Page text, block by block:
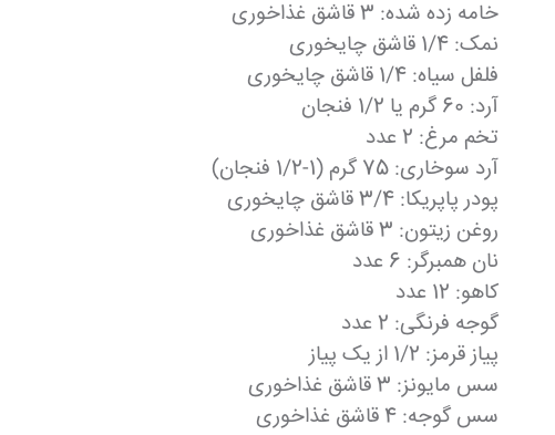
خامه زده شده: 3 قاشق غذاخوری
نمک: 1/4 قاشق چایخوری
فلفل سیاه: 1/4 قاشق چایخوری
آرد: 60 گرم یا 1/2 فنجان
تخم مرغ: 2 عدد
آرد سوخاری: 75 گرم (1-1/2 فنجان)
پودر پاپریکا: 3/4 قاشق چایخوری
روغن زیتون: 3 قاشق غذاخوری
نان همبرگر: 6 عدد
کاهو: 12 عدد
گوجه فرنگی: 2 عدد
پیاز قرمز: 1/2 از یک پیاز
سس مایونز: 3 قاشق غذاخوری
سس گوجه: 4 قاشق غذاخوری